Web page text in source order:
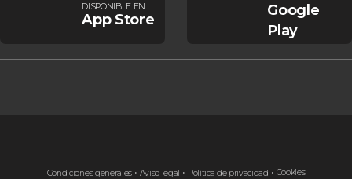
DISPONIBLE EN
App Store
Google
Play
Condiciones generales Aviso legal Política de privacidad Cookies